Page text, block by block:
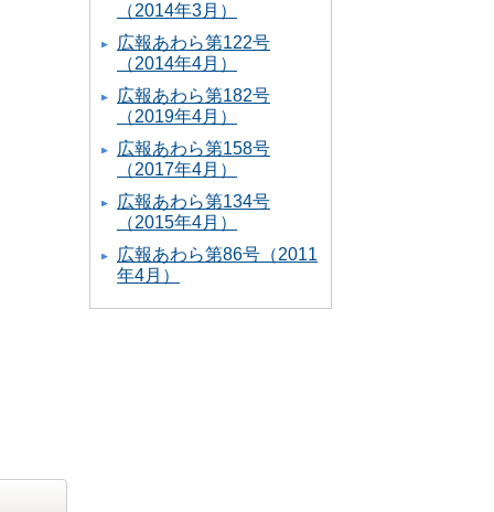
（2014年3月）
広報あわら第122号
（2014年4月）
広報あわら第182号
（2019年4月）
広報あわら第158号
（2017年4月）
広報あわら第134号
（2015年4月）
広報あわら第86号（2011
年4月）